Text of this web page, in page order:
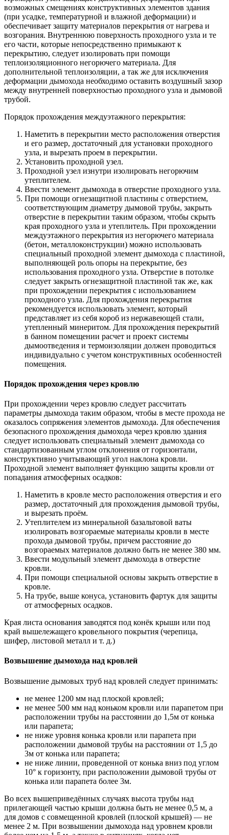
возможных смещениях конструктивных элементов здания
(при усадке, температурной и влажной деформации) и
обеспечивает защиту материалов перекрытия от нагрева и
возгорания. Внутреннюю поверхность проходного узла и те
его части, которые непосредственно примыкают к
перекрытию, следует изолировать при помощи
теплоизоляционного негорючего материала. Для
дополнительной теплоизоляции, а так же для исключения
деформации дымохода необходимо оставить воздушный зазор
между внутренней поверхностью проходного узла и дымовой
трубой.
Порядок прохождения междуэтажного перекрытия:
Наметить в перекрытии место расположения отверстия
и его размер, достаточный для установки проходного
узла, и вырезать проем в перекрытии.
Установить проходной узел.
Проходной узел изнутри изолировать негорючим
утеплителем.
Ввести элемент дымохода в отверстие проходного узла.
При помощи огнезащитной пластины с отверстием,
соответствующим диаметру дымовой трубы, закрыть
отверстие в перекрытии таким образом, чтобы скрыть
края проходного узла и утеплитель. При прохождении
междуэтажного перекрытия из негорючего материала
(бетон, металлоконструкции) можно использовать
специальный проходной элемент дымохода с пластиной,
выполняющей роль опоры на перекрытие, без
использования проходного узла. Отверстие в потолке
следует закрыть огнезащитной пластиной так же, как
при прохождении перекрытия с использованием
проходного узла. Для прохождения перекрытия
рекомендуется использовать элемент, который
представляет из себя короб из нержавеющей стали,
утепленный минеритом. Для прохождения перекрытий
в банном помещении расчет и проект системы
дымоотведения и термоизоляции должен проводиться
индивидуально с учетом конструктивных особенностей
помещения.
Порядок прохождения через кровлю
При прохождении через кровлю следует рассчитать
параметры дымохода таким образом, чтобы в месте прохода не
оказалось сопряжения элементов дымохода. Для обеспечения
безопасного прохождения дымохода через кровлю здания
следует использовать специальный элемент дымохода со
стандартизованным углом отклонения от горизонтали,
конструктивно учитывающий угол наклона кровли.
Проходной элемент выполняет функцию защиты кровли от
попадания атмосферных осадков:
Наметить в кровле место расположения отверстия и его
размер, достаточный для прохождения дымовой трубы,
и вырезать проём.
Утеплителем из минеральной базальтовой ваты
изолировать возгораемые материалы кровли в месте
прохода дымовой трубы, причем расстояние до
возгораемых материалов должно быть не менее 380 мм.
Ввести модульный элемент дымохода в отверстие
кровли.
При помощи специальной основы закрыть отверстие в
кровле.
На трубе, выше конуса, установить фартук для защиты
от атмосферных осадков.
Края листа основания заводятся под конёк крыши или под
край вышележащего кровельного покрытия (черепица,
шифер, листовой металл и т. д.)
Возвышение дымохода над кровлей
Возвышение дымовых труб над кровлей следует принимать:
не менее 1200 мм над плоской кровлей;
не менее 500 мм над коньком кровли или парапетом при
расположении трубы на расстоянии до 1,5м от конька
или парапета;
не ниже уровня конька кровли или парапета при
расположении дымовой трубы на расстоянии от 1,5 до
3м от конька или парапета;
не ниже линии, проведенной от конька вниз под углом
10° к горизонту, при расположении дымовой трубы от
конька или парапета более 3м.
Во всех вышеприведённых случаях высота трубы над
прилегающей частью крыши должна быть не менее 0,5 м, а
для домов с совмещенной кровлей (плоской крышей) — не
менее 2 м. При возвышении дымохода над уровнем кровли